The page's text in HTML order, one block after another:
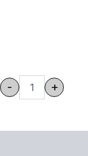
-
afumat,
prosciutto,
pui
+